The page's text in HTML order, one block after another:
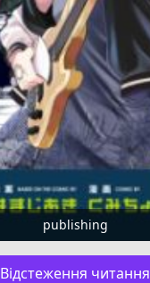
publishing
Відстеження читання